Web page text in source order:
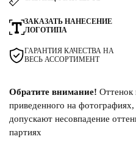
ЗАКАЗАТЬ НАНЕСЕНИЕ
ЛОГОТИПА
ГАРАНТИЯ КАЧЕСТВА НА
ВЕСЬ АССОРТИМЕНТ
Обратите внимание! Оттенок
приведенного на фотографиях,
допускают несовпадение
партиях